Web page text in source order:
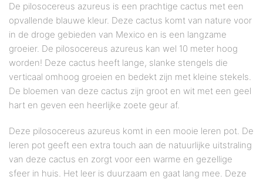
De pilosocereus azureus is een prachtige cactus met een
opvallende blauwe kleur. Deze cactus komt van nature voor
in de droge gebieden van Mexico en is een langzame
groeier. De pilosocereus azureus kan wel 10 meter hoog
worden! Deze cactus heeft lange, slanke stengels die
verticaal omhoog groeien en bedekt zijn met kleine stekels.
De bloemen van deze cactus zijn groot en wit met een geel
hart en geven een heerlijke zoete geur af.
Deze pilosocereus azureus komt in een mooie leren pot. De
leren pot geeft een extra touch aan de natuurlijke uitstraling
van deze cactus en zorgt voor een warme en gezellige
sfeer in huis. Het leer is duurzaam en gaat lang mee. Deze